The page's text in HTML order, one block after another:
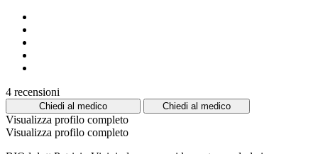
4 recensioni
Chiedi al medico Chiedi al medico
Visualizza profilo completo
Visualizza profilo completo